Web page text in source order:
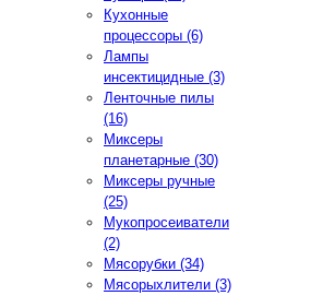
Кухонные
процессоры (6)
Лампы
инсектицидные (3)
Ленточные пилы
(16)
Миксеры
планетарные (30)
Миксеры ручные
(25)
Мукопросеиватели
(2)
Мясорубки (34)
Мясорыхлители (3)